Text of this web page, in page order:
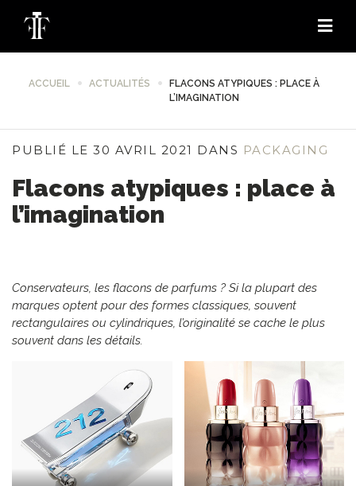
ACCUEIL ACTUALITÉS
FLACONS ATYPIQUES : PLACE À
L’IMAGINATION
PUBLIÉ LE 30 AVRIL 2021 DANS PACKAGING
Flacons atypiques : place à
l’imagination
Conservateurs, les flacons de parfums ? Si la plupart des
marques optent pour des formes classiques, souvent
rectangulaires ou cylindriques, l’originalité se cache le plus
souvent dans les détails.